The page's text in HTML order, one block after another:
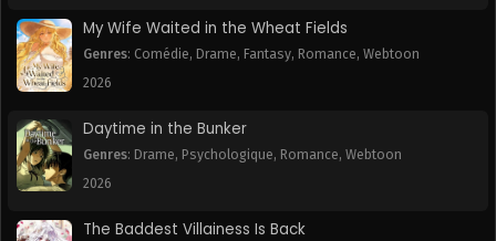
My Wife Waited in the Wheat Fields
Genres: Comédie, Drame, Fantasy, Romance, Webtoon
2026
Daytime in the Bunker
Genres: Drame, Psychologique, Romance, Webtoon
2026
The Baddest Villainess Is Back